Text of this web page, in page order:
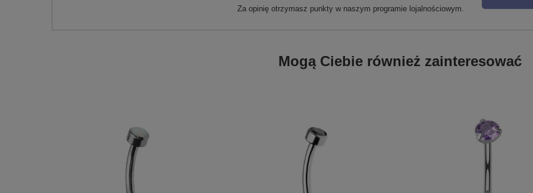
Za opinię otrzymasz punkty w naszym programie lojalnościowym.
Mogą Ciebie również zainteresować